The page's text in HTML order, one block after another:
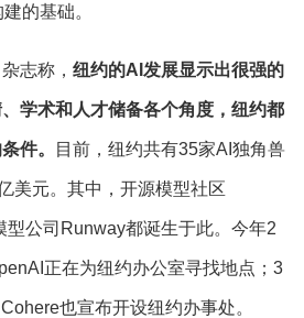
的基础。
志称， 纽约的AI发展显示出很强的
、学术和人才储备各个角度，纽约都
件。 目前，纽约共有35家AI独角兽
美元。其中，开源模型社区
型公司Runway都诞生于此。今年2
正在为纽约办公室寻找地点；3
也宣布开设纽约办事处。